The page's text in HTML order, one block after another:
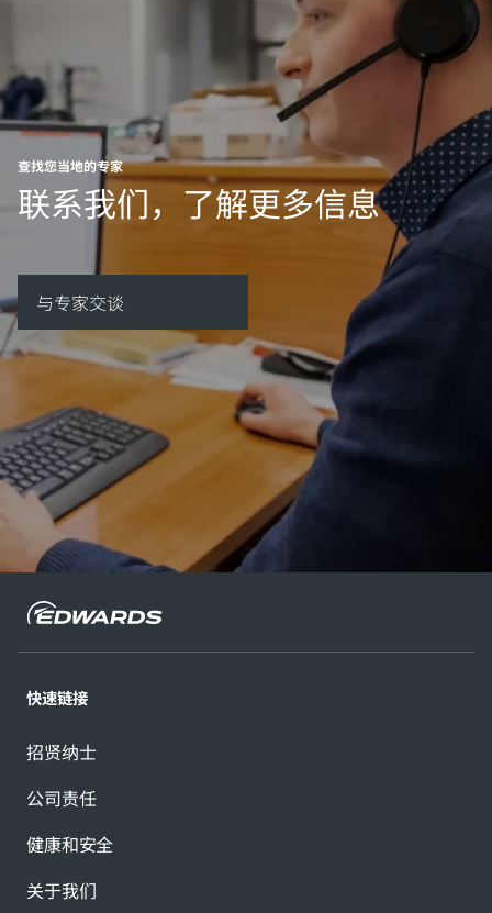
查找您当地的专家
联系我们，了解更多信息
与专家交谈
快速链接
招贤纳士
公司责任
健康和安全
关于我们